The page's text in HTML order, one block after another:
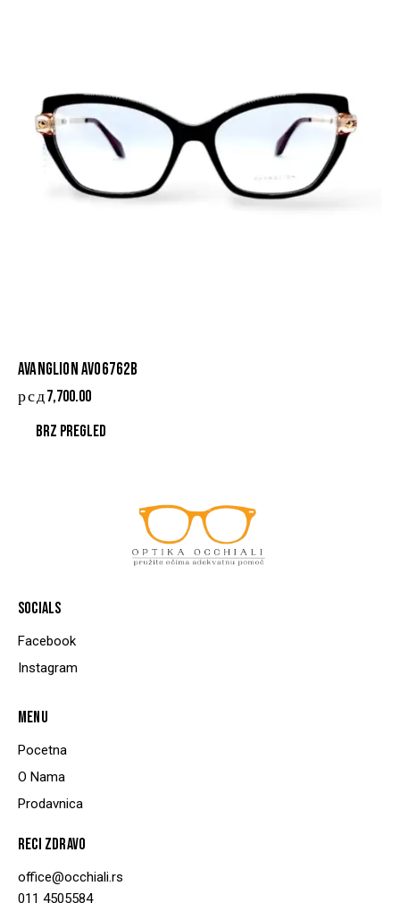
AVANGLION AVO6762B
рсд7,700.00
Brz pregled
SOCIALS
Facebook
Instagram
MENU
Pocetna
O Nama
Prodavnica
RECI ZDRAVO
office@occhiali.rs
011 4505584